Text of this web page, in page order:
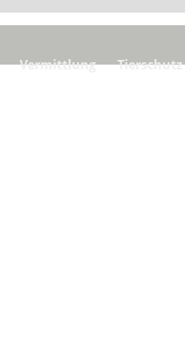
Vermittlung Tierschutz